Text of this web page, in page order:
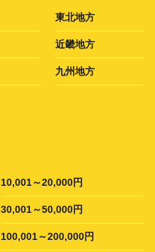
東北地方
近畿地方
九州地方
10,001～20,000円
30,001～50,000円
100,001～200,000円